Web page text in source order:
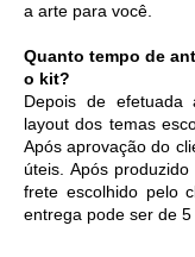
a arte para você.
Quanto tempo de
o kit?
Depois de efetuada
layout dos temas
Após aprovação do
úteis. Após
frete escolhido pelo
entrega pode ser de